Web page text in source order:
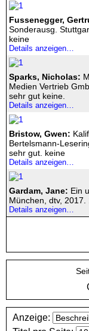
Fussenegger,
Sonderausg.
keine
Details anzeigen…
Sparks, Nicholas:
Medien Vertrieb
sehr gut keine.
Details anzeigen…
Bristow, Gwen:
Bertelsmann-
sehr gut. keine
Details anzeigen…
Gardam, Jane: Ein
München, dtv, 2017.
Details anzeigen…
Anzeige: